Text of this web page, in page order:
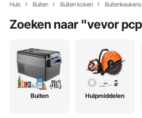
Huis Buiten Buiten koken Buitenkeukens
Zoeken naar "
Buiten Hulpmiddelen